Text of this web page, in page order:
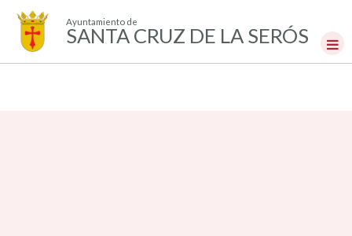
Ayuntamiento de
SANTA CRUZ DE LA SERÓS